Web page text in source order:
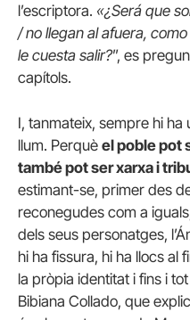
l’escriptora. «¿Será que
/ no llegan al afuera,
le cuesta salir?”, es
capítols.
I, tanmateix, sempre hi
llum. Perquè el poble pot
també pot ser xarxa i
estimant-se, primer des
reconegudes com a
dels seus personatges,
hi ha fissura, hi ha llocs al
la pròpia identitat i fins i
Bibiana Collado, que